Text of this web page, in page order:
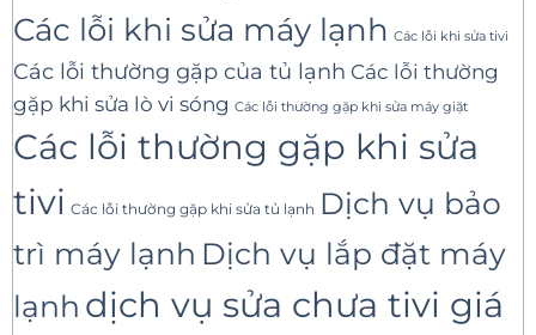
Các lỗi khi sửa máy lạnh Các lỗi khi sửa tivi
Các lỗi thường gặp của tủ lạnh Các lỗi thường
gặp khi sửa lò vi sóng Các lỗi thường gặp khi sửa máy giặt
Các lỗi thường gặp khi sửa
tivi Các lỗi thường gặp khi sửa tủ lạnh Dịch vụ bảo
trì máy lạnh Dịch vụ lắp đặt máy
lạnh dịch vụ sửa chưa tivi giá